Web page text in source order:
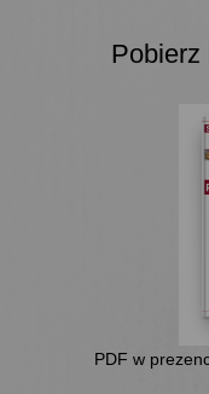
Pobierz
PDF w